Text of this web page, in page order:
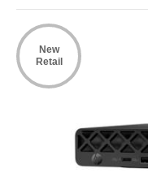
New
Retail